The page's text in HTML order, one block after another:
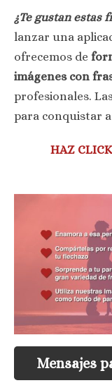
¿Te gustan estas
lanzar una
ofrecemos de
imágenes con
profesionales.
para conquistar
HAZ
Mensajes